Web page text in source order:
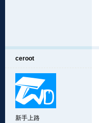
ceroot
新手上路